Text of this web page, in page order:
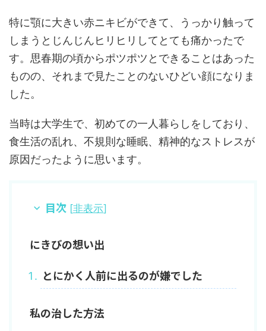
特に顎に大きい赤ニキビができて、うっかり触って
しまうとじんじんヒリヒリしてとても痛かったで
す。思春期の頃からポツポツとできることはあった
ものの、それまで見たことのないひどい顔になりま
した。
当時は大学生で、初めての一人暮らしをしており、
食生活の乱れ、不規則な睡眠、精神的なストレスが
原因だったように思います。
目次 [非表示]
にきびの想い出
とにかく人前に出るのが嫌でした
私の治した方法